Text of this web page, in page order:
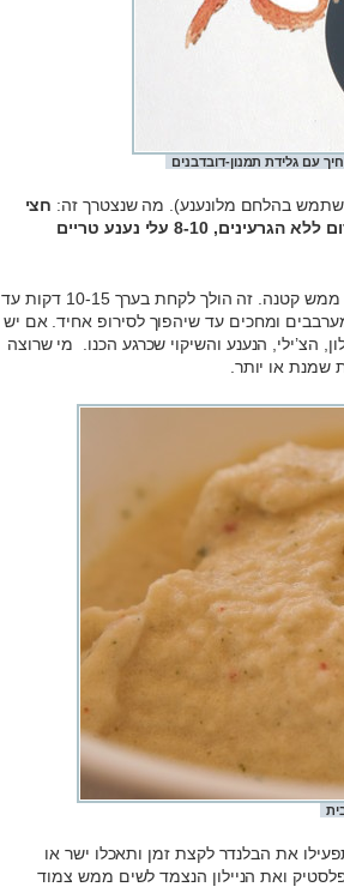
עם גלידת תמנון-דובדבנים
בהלחם מלונענע). מה שנצטרך זה: חצי
כפית ג’לטין, חצי כוס סוכר, חצי מלון, רבע צ’ילי חריף אדום ללא הגרעינים, 8-10 עלי נענע טריים
שמים את הג’לטין ו-4 כפות מים בסיר קטן ומחממים על אש ממש קטנה. זה הולך לקחת בערך 10-15 דקות עד
ומחכים עד שיהפוך לסירופ אחיד. אם יש
הצ’ילי, הנענע והשיקוי שכרגע הכנו. מי שרוצה
את הבלנדר לקצת זמן ותאכלו ישר או
ואת הניילון הנצמד לשים ממש צמוד